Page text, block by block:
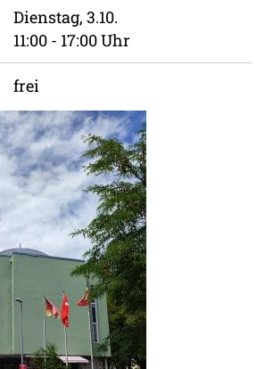
Dienstag, 3.10.
11:00 - 17:00 Uhr
frei